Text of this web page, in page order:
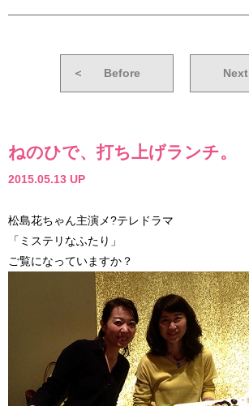
＜ Before Next
ねのひで、打ち上げランチ。
2015.05.13 UP
松島花ちゃん主演メ?テレドラマ
「ミステリなふたり」
ご覧になっていますか？